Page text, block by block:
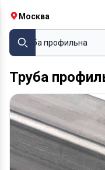
Москва
Труба пр
Труба